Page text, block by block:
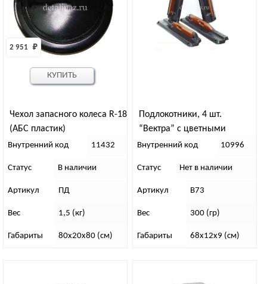
Чехол запасного колеса R-18
(АБС пластик)
2 951 ₽
Внутренний код 11432
Статус В наличии
Артикул ПД
Вес 1,5 (кг)
Габариты 80х20х80 (см)
КУПИТЬ
Подлокотники, 4 шт.
“Вектра” с цветными
вставками (АБС пластик)
Внутренний код 10996
Статус Нет в наличии
Артикул В73
Вес 300 (гр)
Габариты 68х12х9 (см)